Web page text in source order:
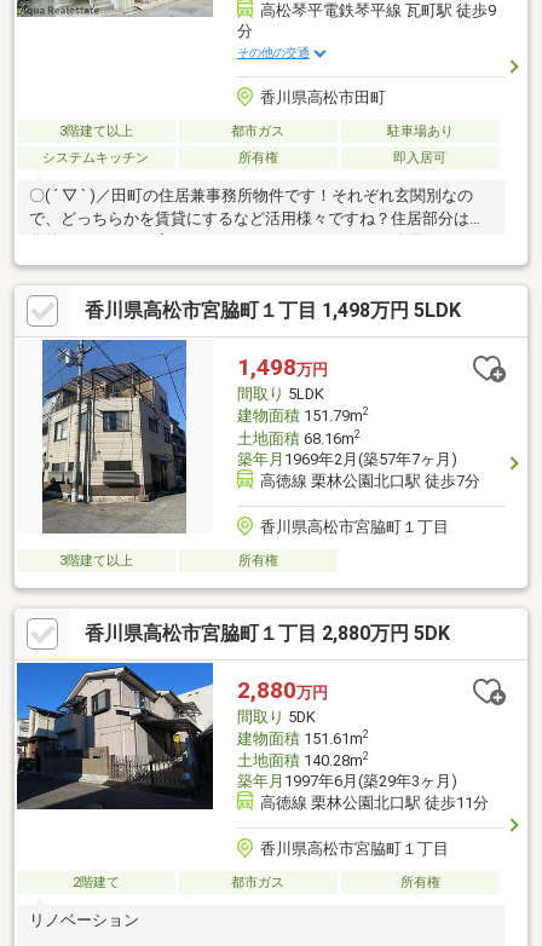
高松琴平電鉄琴平線 瓦町駅 徒歩9
分
その他の交通
香川県高松市田町
3階建て以上 都市ガス
駐車場あり
システムキッチン
所有権 即入居可
〇( ´ ▽ ` )／田町の住居兼事務所物件です！それぞれ玄関別なの
で、どっちらかを賃貸にするなど活用様々ですね？住居部分は部
香川県高松市宮脇町１丁目 1,498万円 5LDK
1,498万円
間取り 5LDK
建物面積151.79m2
土地面積68.16m2
築年月 1969年2月(築57年7ヶ月)
高徳線 栗林公園北口駅 徒歩7分
香川県高松市宮脇町１丁目
3階建て以上 所有権
香川県高松市宮脇町１丁目 2,880万円 5DK
2,880万円
間取り 5DK
建物面積151.61m2
土地面積140.28m2
築年月 1997年6月(築29年3ヶ月)
高徳線 栗林公園北口駅 徒歩11分
香川県高松市宮脇町１丁目
2階建て 都市ガス 所有権
リノベーション